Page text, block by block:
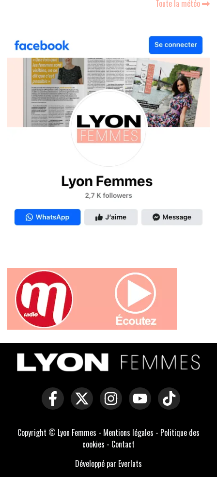
Toute la météo
Copyright © Lyon Femmes - Mentions légales - Politique des
cookies - Contact
Développé par Everlats